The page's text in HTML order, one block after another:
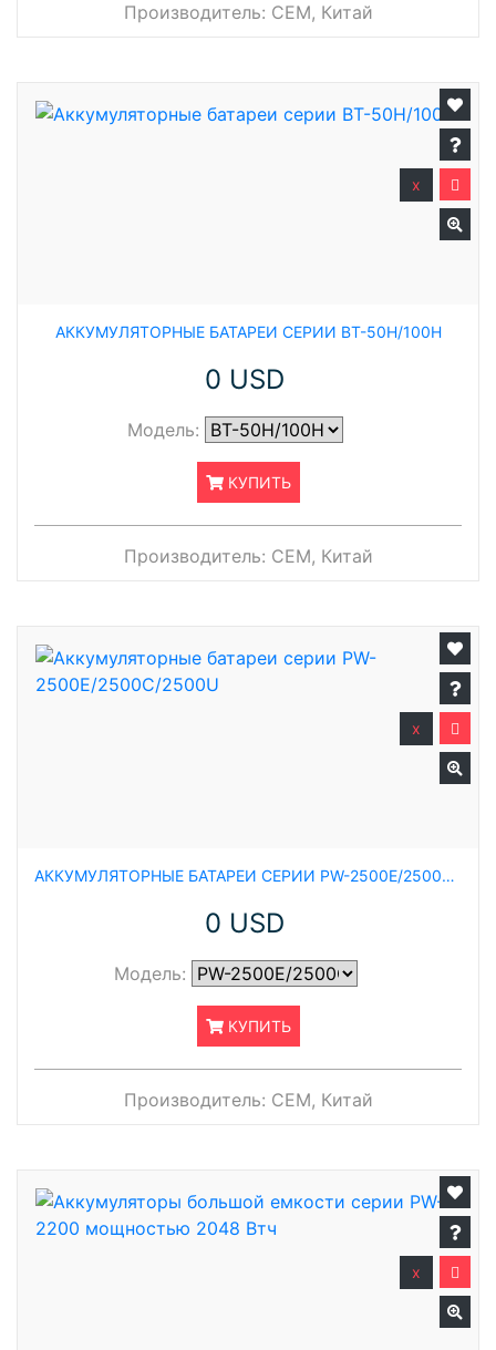
Производитель: CEM, Китай
АККУМУЛЯТОРНЫЕ БАТАРЕИ СЕРИИ BT-50H/100H
0 USD
Модель:
КУПИТЬ
x
Производитель: CEM, Китай
АККУМУЛЯТОРНЫЕ БАТАРЕИ СЕРИИ PW-2500E/2500C/2500U
0 USD
Модель:
КУПИТЬ
x
Производитель: CEM, Китай
x